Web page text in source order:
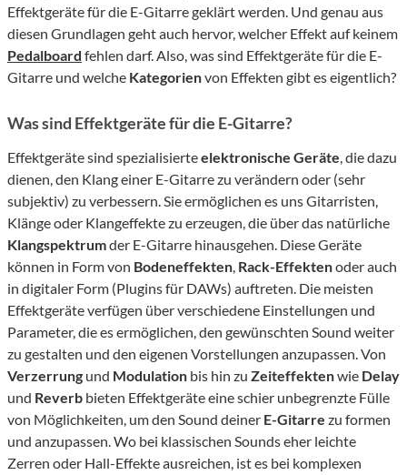
Effektgeräte für die E-Gitarre geklärt werden. Und genau aus
diesen Grundlagen geht auch hervor, welcher Effekt auf keinem
Pedalboard fehlen darf. Also, was sind Effektgeräte für die E-
Gitarre und welche Kategorienvon Effekten gibt es eigentlich?
Was sind Effektgeräte für die E-Gitarre?
Effektgeräte sind spezialisierteelektronische Geräte, die dazu
dienen, den Klang einer E-Gitarre zu verändern oder (sehr
subjektiv) zu verbessern. Sie ermöglichen es uns Gitarristen,
Klänge oder Klangeffekte zu erzeugen, die über das natürliche
Klangspektrumder E-Gitarre hinausgehen. Diese Geräte
können in Form von Bodeneffekten, Rack-Effektenoder auch
in digitaler Form (Plugins für DAWs) auftreten. Die meisten
Effektgeräte verfügen über verschiedene Einstellungen und
Parameter, die es ermöglichen, den gewünschten Sound weiter
zu gestalten und den eigenen Vorstellungen anzupassen. Von
Verzerrung und Modulation bis hin zu Zeiteffektenwie Delay
und Reverb bieten Effektgeräte eine schier unbegrenzte Fülle
von Möglichkeiten, um den Sound deiner E-Gitarre zu formen
und anzupassen. Wo bei klassischen Sounds eher leichte
Zerren oder Hall-Effekte ausreichen, ist es bei komplexen